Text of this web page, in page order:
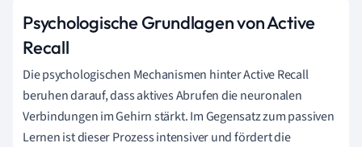
Psychologische Grundlagen von Active
Recall
Die psychologischen Mechanismen hinter Active Recall
beruhen darauf, dass aktives Abrufen die neuronalen
Verbindungen im Gehirn stärkt. Im Gegensatz zum passiven
Lernen ist dieser Prozess intensiver und fördert die